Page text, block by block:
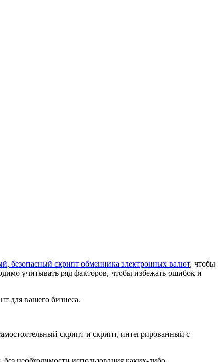
безопасный скрипт обменника электронных валют, чтобы
учитывать ряд факторов, чтобы избежать ошибок и
для вашего бизнеса.
скрипт и скрипт, интегрированный с